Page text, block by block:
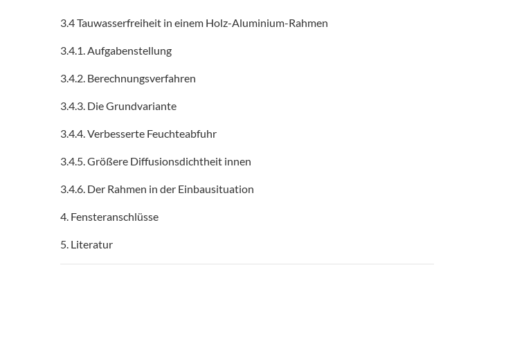
3.4 Tauwasserfreiheit in einem Holz-Aluminium-Rahmen
3.4.1. Aufgabenstellung
3.4.2. Berechnungsverfahren
3.4.3. Die Grundvariante
3.4.4. Verbesserte Feuchteabfuhr
3.4.5. Größere Diffusionsdichtheit innen
3.4.6. Der Rahmen in der Einbausituation
4. Fensteranschlüsse
5. Literatur